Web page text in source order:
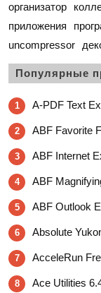
организатор
приложения
uncompressor
Популярные
1 A-PDF Text
2 ABF Favorite
3 ABF Internet
4 ABF
5 ABF Outlook
6 Absolute
7 AcceleRun
8 Ace Utilities